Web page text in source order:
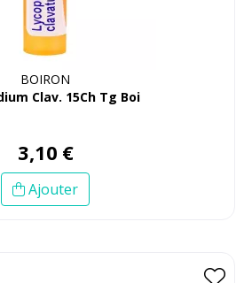
BOIRON
Clav. 15Ch Tg Boi
3,10 €
Ajouter